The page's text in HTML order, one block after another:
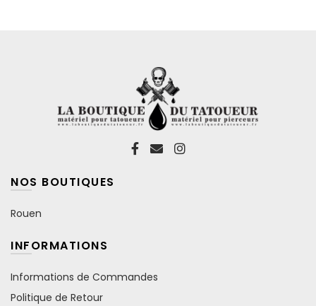
NOS BOUTIQUES
Rouen
INFORMATIONS
Informations de Commandes
Politique de Retour